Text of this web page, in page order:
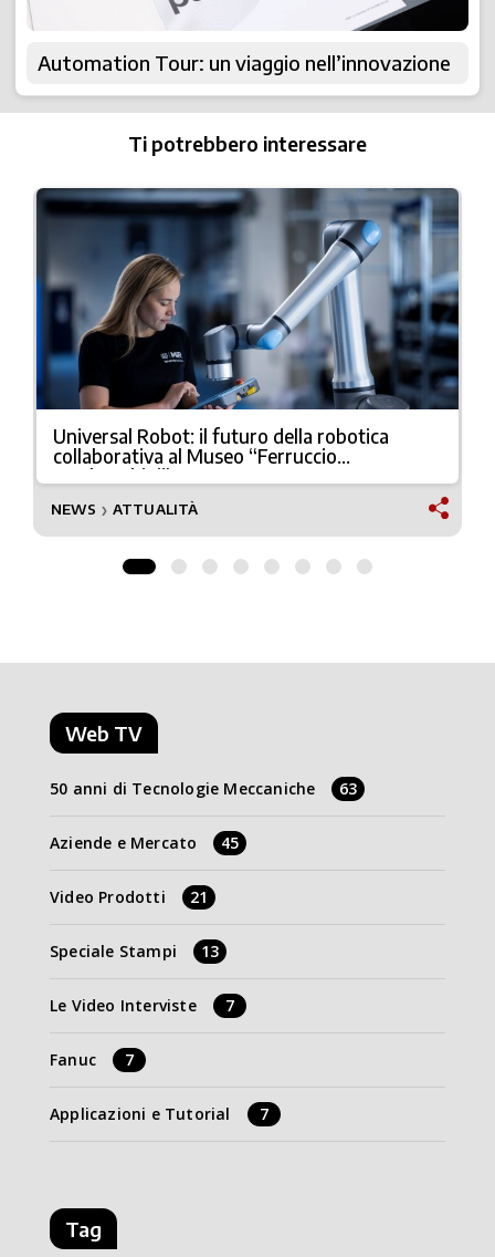
Automation Tour: un viaggio nell’innovazione
Ti potrebbero interessare
Universal Robot: il futuro della robotica
collaborativa al Museo “Ferruccio
Lamborghini”
NEWS ❯ ATTUALITÀ
Web TV
50 anni di Tecnologie Meccaniche 63
Aziende e Mercato 45
Video Prodotti 21
Speciale Stampi 13
Le Video Interviste 7
Fanuc 7
Applicazioni e Tutorial 7
Tag